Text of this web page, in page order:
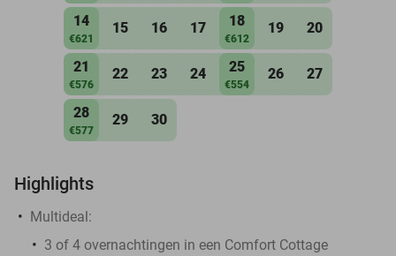
14
€621
15 16 17 18
€612
19 20
21
€576
22 23 24 25
€554
26 27
28
€577
29 30
Highlights
Multideal:
3 of 4 overnachtingen in een Comfort Cottage